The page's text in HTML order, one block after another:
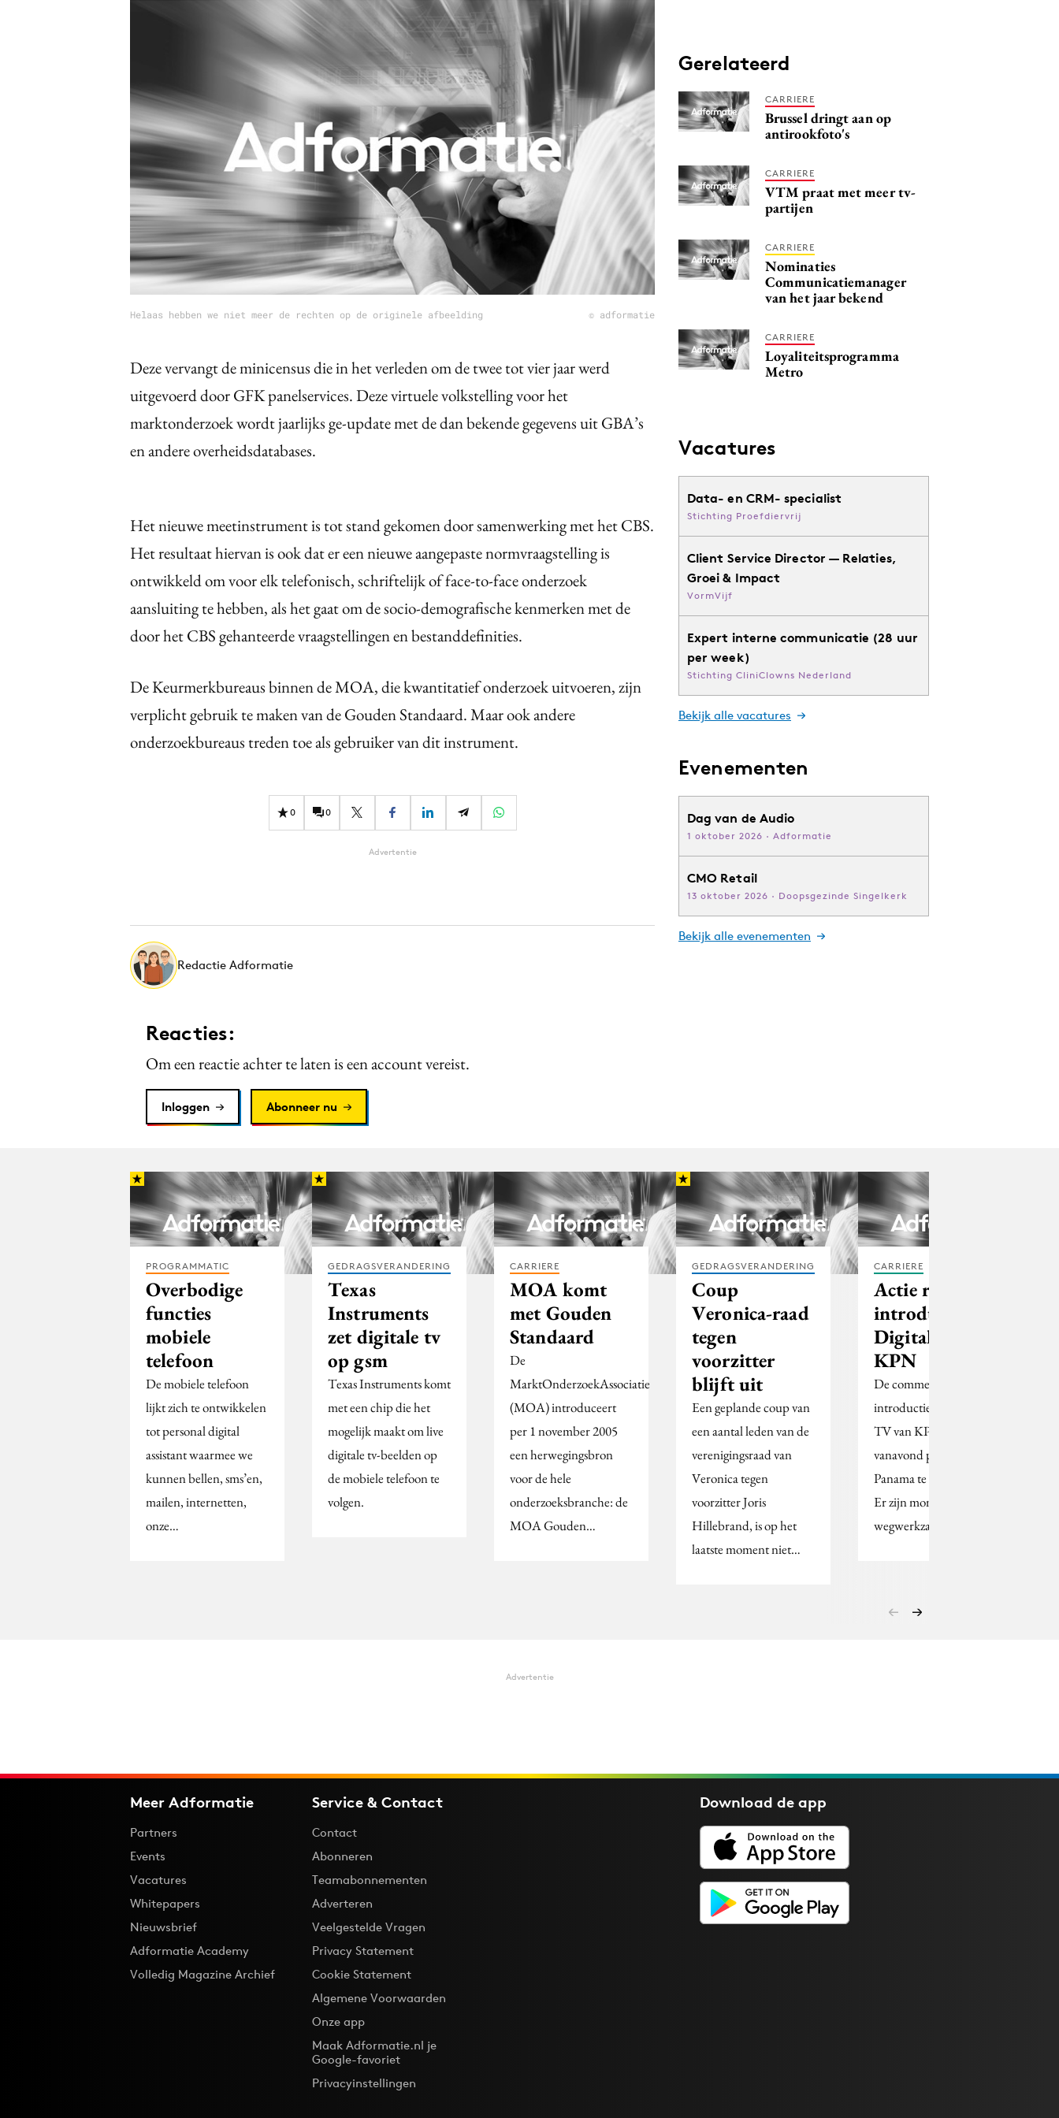
Gedragsverandering
Influencer marketing
Interne communicatie
Martech
Purpose Marketing
Reputatie & crisis
Helaas hebben we niet meer de rechten op de originele afbeelding © adformatie
Deze vervangt de minicensus die in het verleden om de twee tot vier jaar werd
uitgevoerd door GFK panelservices. Deze virtuele volkstelling voor het
marktonderzoek wordt jaarlijks ge-update met de dan bekende gegevens uit GBA’s
en andere overheidsdatabases.
Het nieuwe meetinstrument is tot stand gekomen door samenwerking met het CBS.
Het resultaat hiervan is ook dat er een nieuwe aangepaste normvraagstelling is
ontwikkeld om voor elk telefonisch, schriftelijk of face-to-face onderzoek
aansluiting te hebben, als het gaat om de socio-demografische kenmerken met de
door het CBS gehanteerde vraagstellingen en bestanddefinities.
De Keurmerkbureaus binnen de MOA, die kwantitatief onderzoek uitvoeren, zijn
verplicht gebruik te maken van de Gouden Standaard. Maar ook andere
onderzoekbureaus treden toe als gebruiker van dit instrument.
0 0
Advertentie
Redactie Adformatie
Reacties:
Om een reactie achter te laten is een account vereist.
Inloggen Abonneer nu
Gerelateerd
CARRIERE
Brussel dringt aan op
antirookfoto's
CARRIERE
VTM praat met meer tv-
partijen
CARRIERE
Nominaties
Communicatiemanager
van het jaar bekend
CARRIERE
Loyaliteitsprogramma
Metro
Vacatures
Data- en CRM- specialist
Stichting Proefdiervrij
Client Service Director — Relaties,
Groei & Impact
VormVijf
Expert interne communicatie (28 uur
per week)
Stichting CliniClowns Nederland
Bekijk alle vacatures
Evenementen
Dag van de Audio
1 oktober 2026 · Adformatie
CMO Retail
13 oktober 2026 · Doopsgezinde Singelkerk
Bekijk alle evenementen
PROGRAMMATIC
Overbodige
functies
mobiele
telefoon
De mobiele telefoon
lijkt zich te ontwikkelen
tot personal digital
assistant waarmee we
kunnen bellen, sms’en,
mailen, internetten,
onze…
GEDRAGSVERANDERING
Texas
Instruments
zet digitale tv
op gsm
Texas Instruments komt
met een chip die het
mogelijk maakt om live
digitale tv-beelden op
de mobiele telefoon te
volgen.
CARRIERE
MOA komt
met Gouden
Standaard
De
MarktOnderzoekAssociatie
(MOA) introduceert
per 1 november 2005
een herwegingsbron
voor de hele
onderzoeksbranche: de
MOA Gouden…
GEDRAGSVERANDERING
Coup
Veronica-raad
tegen
voorzitter
blijft uit
Een geplande coup van
een aantal leden van de
verenigingsraad van
Veronica tegen
voorzitter Joris
Hillebrand, is op het
laatste moment niet…
CARRIERE
Actie rond
introductie
Digitale TV
KPN
De commerciële
introductie van Digitale
TV van KPN heeft
vanavond plaats in club
Panama te Amsterdam.
Er zijn momenteel
wegwerkzaamheden…
Advertentie
Meer Adformatie
Partners
Events
Vacatures
Whitepapers
Nieuwsbrief
Adformatie Academy
Volledig Magazine Archief
Service & Contact
Contact
Abonneren
Teamabonnementen
Adverteren
Veelgestelde Vragen
Privacy Statement
Cookie Statement
Algemene Voorwaarden
Onze app
Maak Adformatie.nl je
Google-favoriet
Privacyinstellingen
Download deapp